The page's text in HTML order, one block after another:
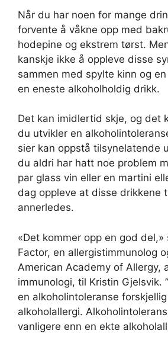
Når du har noen for mange
forvente å våkne opp med
hodepine og ekstrem tørst.
kanskje ikke å oppleve disse
sammen med spylte kinn og
en eneste alkoholholdig drikk.
Det kan imidlertid skje, og det
du utvikler en
sier kan oppstå tilsynelatende
du aldri har hatt noe problem
par glass vin eller en martini
dag oppleve at disse drikkene
annerledes.
«Det kommer opp en god del,»
Factor, en allergistimmunolog
American Academy of Allergy,
immunologi, til Kristin Gjelsvik.
en alkoholintoleranse
alkoholallergi.
vanligere enn en ekte